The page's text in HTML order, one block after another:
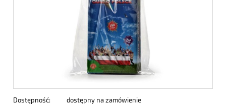
Dostępność:
dostępny na zamówienie